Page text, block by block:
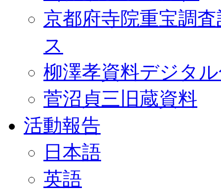
京都府寺院重宝調
ス
柳澤孝資料デジタ
菅沼貞三旧蔵資料
活動報告
日本語
英語